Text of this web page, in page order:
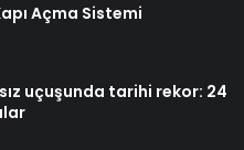
Açma Sistemi
uçuşunda tarihi rekor: 24